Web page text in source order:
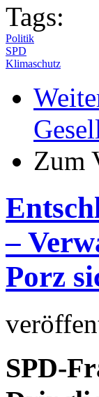
Tags:
Politik
SPD
Klimaschutz
Zum
–
Porz
SPD-